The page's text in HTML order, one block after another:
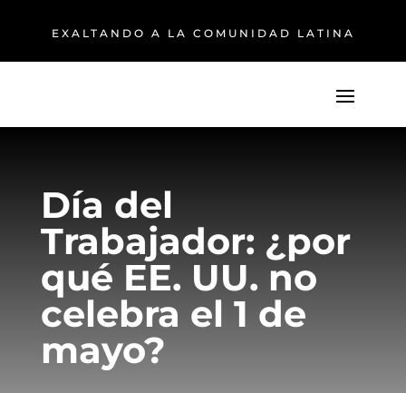
EXALTANDO A LA COMUNIDAD LATINA
Día del
Trabajador: ¿por
qué EE. UU. no
celebra el 1 de
mayo?